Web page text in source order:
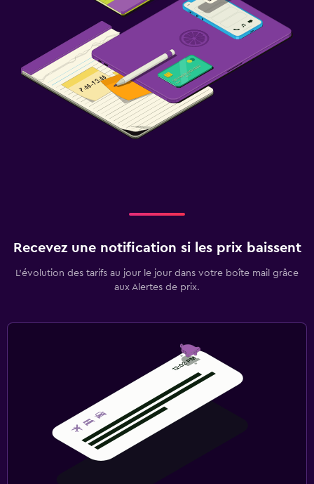
Recevez une notification si les prix baissent
L’évolution des tarifs au jour le jour dans votre boîte mail grâce
aux Alertes de prix.